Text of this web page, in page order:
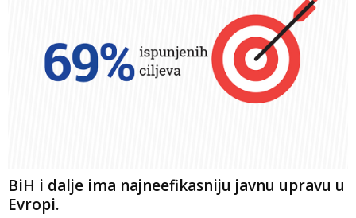
BiH i dalje ima najneefikasniju javnu upravu u
Evropi.